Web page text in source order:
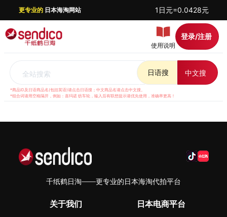
更专业的日本海淘网站 1日元=0.0428元
使用说明
登录/注册
全站搜索 日语搜 中文搜
*商品ID及日语商品名(包括英语)请点击日语搜；中文商品名请点击中文搜。
*组合词请用空格隔开，例如：喜玛诺 纺车轮，输入后有联想提示请优先使用，准确率更高！
千纸鹤日淘——更专业的日本海淘代拍平台
关于我们 日本电商平台